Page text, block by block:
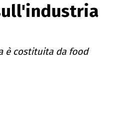
è costituita da food